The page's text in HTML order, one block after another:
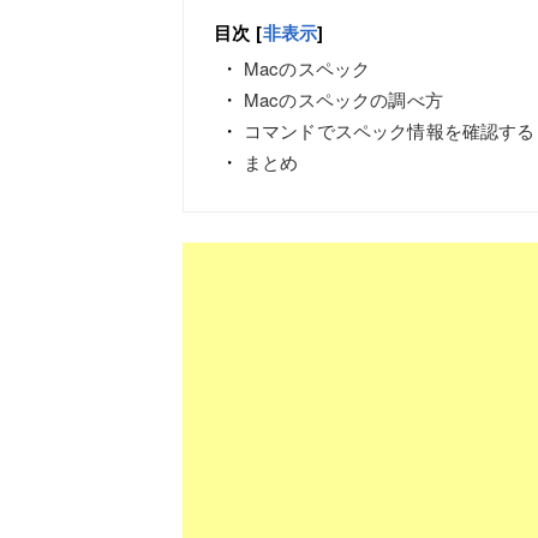
目次 [非表示]
Macのスペック
Macのスペックの調べ方
コマンドでスペック情報を確認する
まとめ